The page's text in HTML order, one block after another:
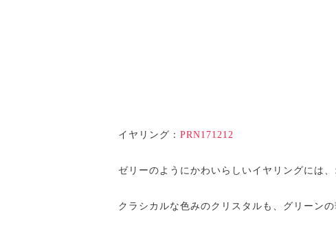
イヤリング： PRN171212
ゼリーのようにかわいらしいイヤリングには
クラシカルな色みのクリスタルも、グリーン